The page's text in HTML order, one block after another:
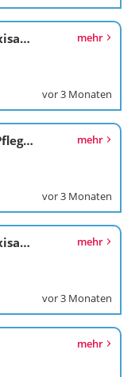
Pflegefachkraft (m/w/d) als Praxisanleitung im Seniorenzentrum mehr
vor 3 Monaten
Wohnbereichsleitung und stv. Pflegedienstleitung (m/w/d) im Seniorenzentrum mehr
vor 3 Monaten
Pflegefachkraft (m/w/d) als Praxisanleitung im Widdumhof mehr
vor 3 Monaten
mehr